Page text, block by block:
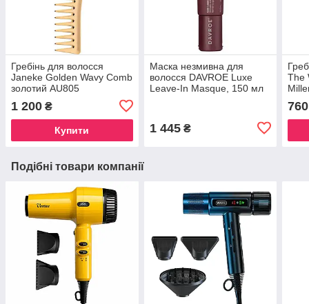
Гребінь для волосся
Janeke Golden Wavy Comb
золотий AU805
1 200 ₴
Купити
Маска незмивна для
волосся DAVROE Luxe
Leave-In Masque, 150 мл
1 445₴
The
760
Подібні товари компанії